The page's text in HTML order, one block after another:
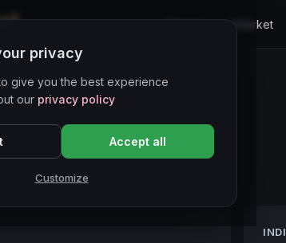
Market
Mercato
Valore Nome
privacy
give you the best experience
our privacy policy
Accept all
Customize